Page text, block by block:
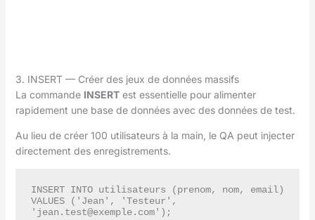
3. INSERT — Créer des jeux de données massifs
La commande INSERTest essentielle pour alimenter
rapidement une base de données avec des données de test.
Au lieu de créer 100 utilisateurs à la main, le QA peut injecter
directement des enregistrements.
INSERT INTO utilisateurs (prenom, nom, email)
VALUES ('Jean', 'Testeur',
'jean.test@exemple.com');